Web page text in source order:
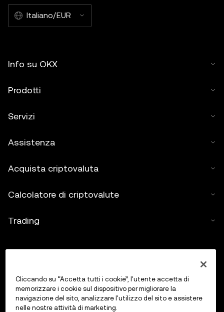
Italiano/EUR
Info su OKX
Prodotti
Servizi
Assistenza
Acquista criptovaluta
Calcolatore di criptovalute
Trading
Cliccando su “Accetta tutti i cookie”, l'utente accetta di
memorizzare i cookie sul dispositivo per migliorare la
navigazione del sito, analizzare l'utilizzo del sito e assistere
nelle nostre attività di marketing.